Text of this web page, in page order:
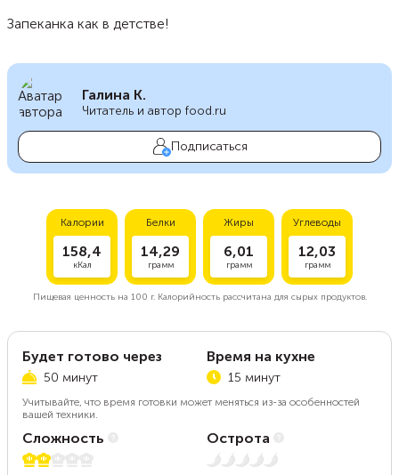
Запеканка как в детстве!
Галина К.
Читатель и автор food.ru
Подписаться
Калории
158,4
кКал
Белки
14,29
грамм
Жиры
6,01
грамм
Углеводы
12,03
грамм
Пищевая ценность на 100 г.Калорийность рассчитана для сырых продуктов.
Будет готово через
50 минут
Время на кухне
15 минут
Учитывайте, что время готовки может меняться из-за особенностей
вашей техники.
Сложность
2 из 5
Острота
Нет остроты